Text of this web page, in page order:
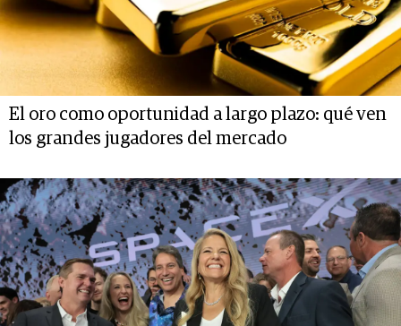
El oro como oportunidad a largo plazo: qué ven
los grandes jugadores del mercado